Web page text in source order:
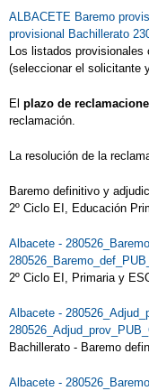
ALBACETE Baremo
provisional Bachillerato
Los listados provisionales
(seleccionar el solicitante
El plazo de
reclamación.
La resolución de la
Baremo definitivo y
2º Ciclo EI, Educación
Albacete -
2º Ciclo EI, Primaria y
Albacete -
Bachillerato - Baremo
Albacete -